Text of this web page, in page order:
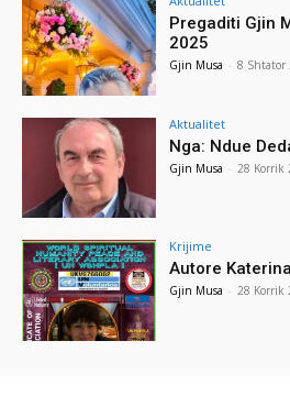
Pregaditi Gjin
2025
Gjin Musa - 8 Shtator
Aktualitet
Nga: Ndue
Gjin Musa - 28 Korrik
Krijime
Autore
Gjin Musa - 28 Korrik